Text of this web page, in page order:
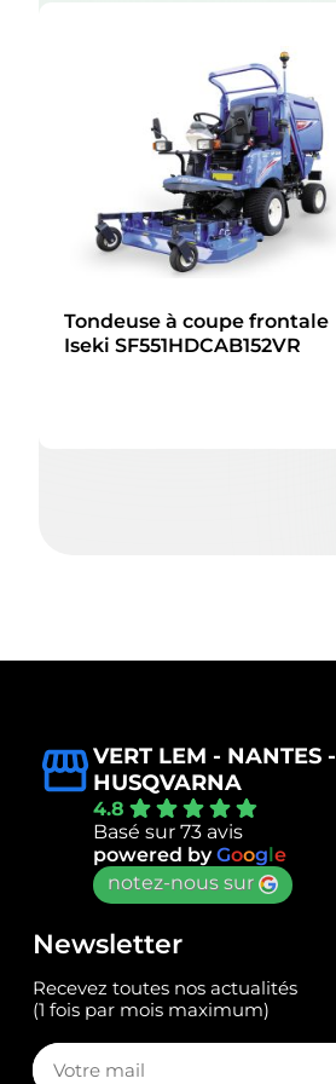
Tondeuse à coupe frontale
Iseki SF551HDCAB152VR
VERT LEM - NANTES -
HUSQVARNA
4.8
Basé sur 73 avis
powered byGoogle
notez-nous sur
Newsletter
Recevez toutes nos actualités
(1 fois par mois maximum)